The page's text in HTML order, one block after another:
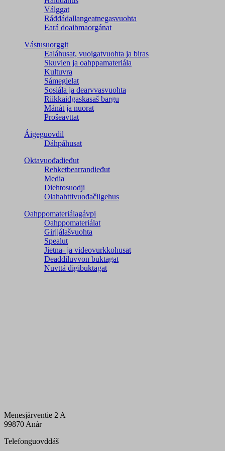
Válggat
Ráđđádallangeatnegas­vuohta
Eará doaibmaorgánat
Vástusuorggit
Ealáhusat, vuoigatvuohta ja biras
Skuvlen ja oahppamateriála
Kultuvra
Sámegielat
Sosiála ja dearvvasvuohta
Riikkaidgaskasaš bargu
Mánát ja nuorat
Prošeavttat
Áigeguovdil
Dáhpáhusat
Oktavuođadieđut
Rehketbearrandieđut
Media
Diehtosuodji
Olahahttivuođačilgehus
Oahppomateriálagávpi
Oahppomateriálat
Girjjálašvuohta
Spealut
Jietna- ja videovurkkohusat
Deaddiluvvon buktagat
Nuvttá digibuktagat
Menesjärventie 2 A
99870 Anár
Telefonguovddáš